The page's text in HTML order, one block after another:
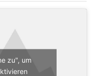
zu", um